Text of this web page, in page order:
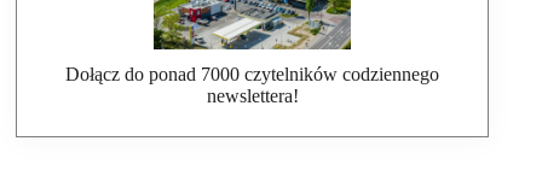
Dołącz do ponad 7000 czytelników codziennego
newslettera!